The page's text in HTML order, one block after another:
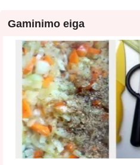
Gaminimo eiga